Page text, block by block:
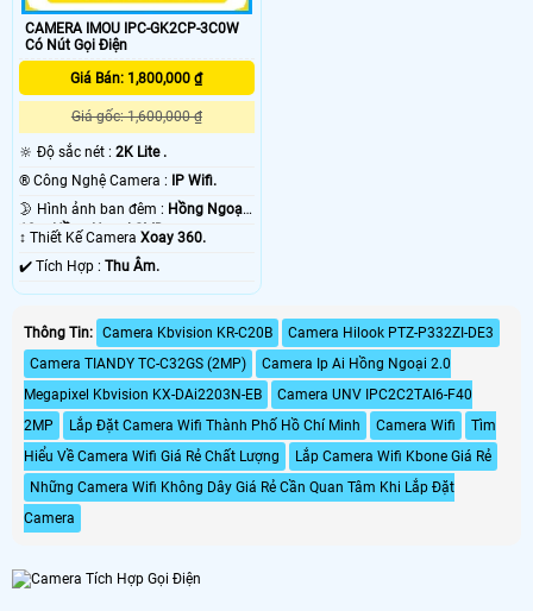
CAMERA IMOU IPC-GK2CP-3C0W
Có Nút Gọi Điện
Giá Bán: 1,800,000 ₫
Giá gốc: 1,600,000 ₫
🔆 Độ sắc nét : 2K Lite .
®️ Công Nghệ Camera :
IP Wifi.
🌛 Hình ảnh ban đêm : Hồng Ngoại
10m Hồng Ngoại SMD.
↕️ Thiết Kế Camera Xoay 360.
️✔️ Tích Hợp : Thu Âm.
Thông Tin: Camera Kbvision KR-C20B
Camera Hilook PTZ-P332ZI-DE3
Camera TIANDY TC-C32GS (2MP)
Camera Ip Ai Hồng Ngoại 2.0
Megapixel Kbvision KX-DAi2203N-EB
Camera UNV IPC2C2TAI6-F40
2MP
Lắp Đặt Camera Wifi Thành Phố Hồ Chí Minh Camera Wifi
Tìm
Hiểu Về Camera Wifi Giá Rẻ Chất Lượng
Lắp Camera Wifi Kbone Giá Rẻ
Những Camera Wifi Không Dây Giá Rẻ Cần Quan Tâm Khi Lắp Đặt
Camera